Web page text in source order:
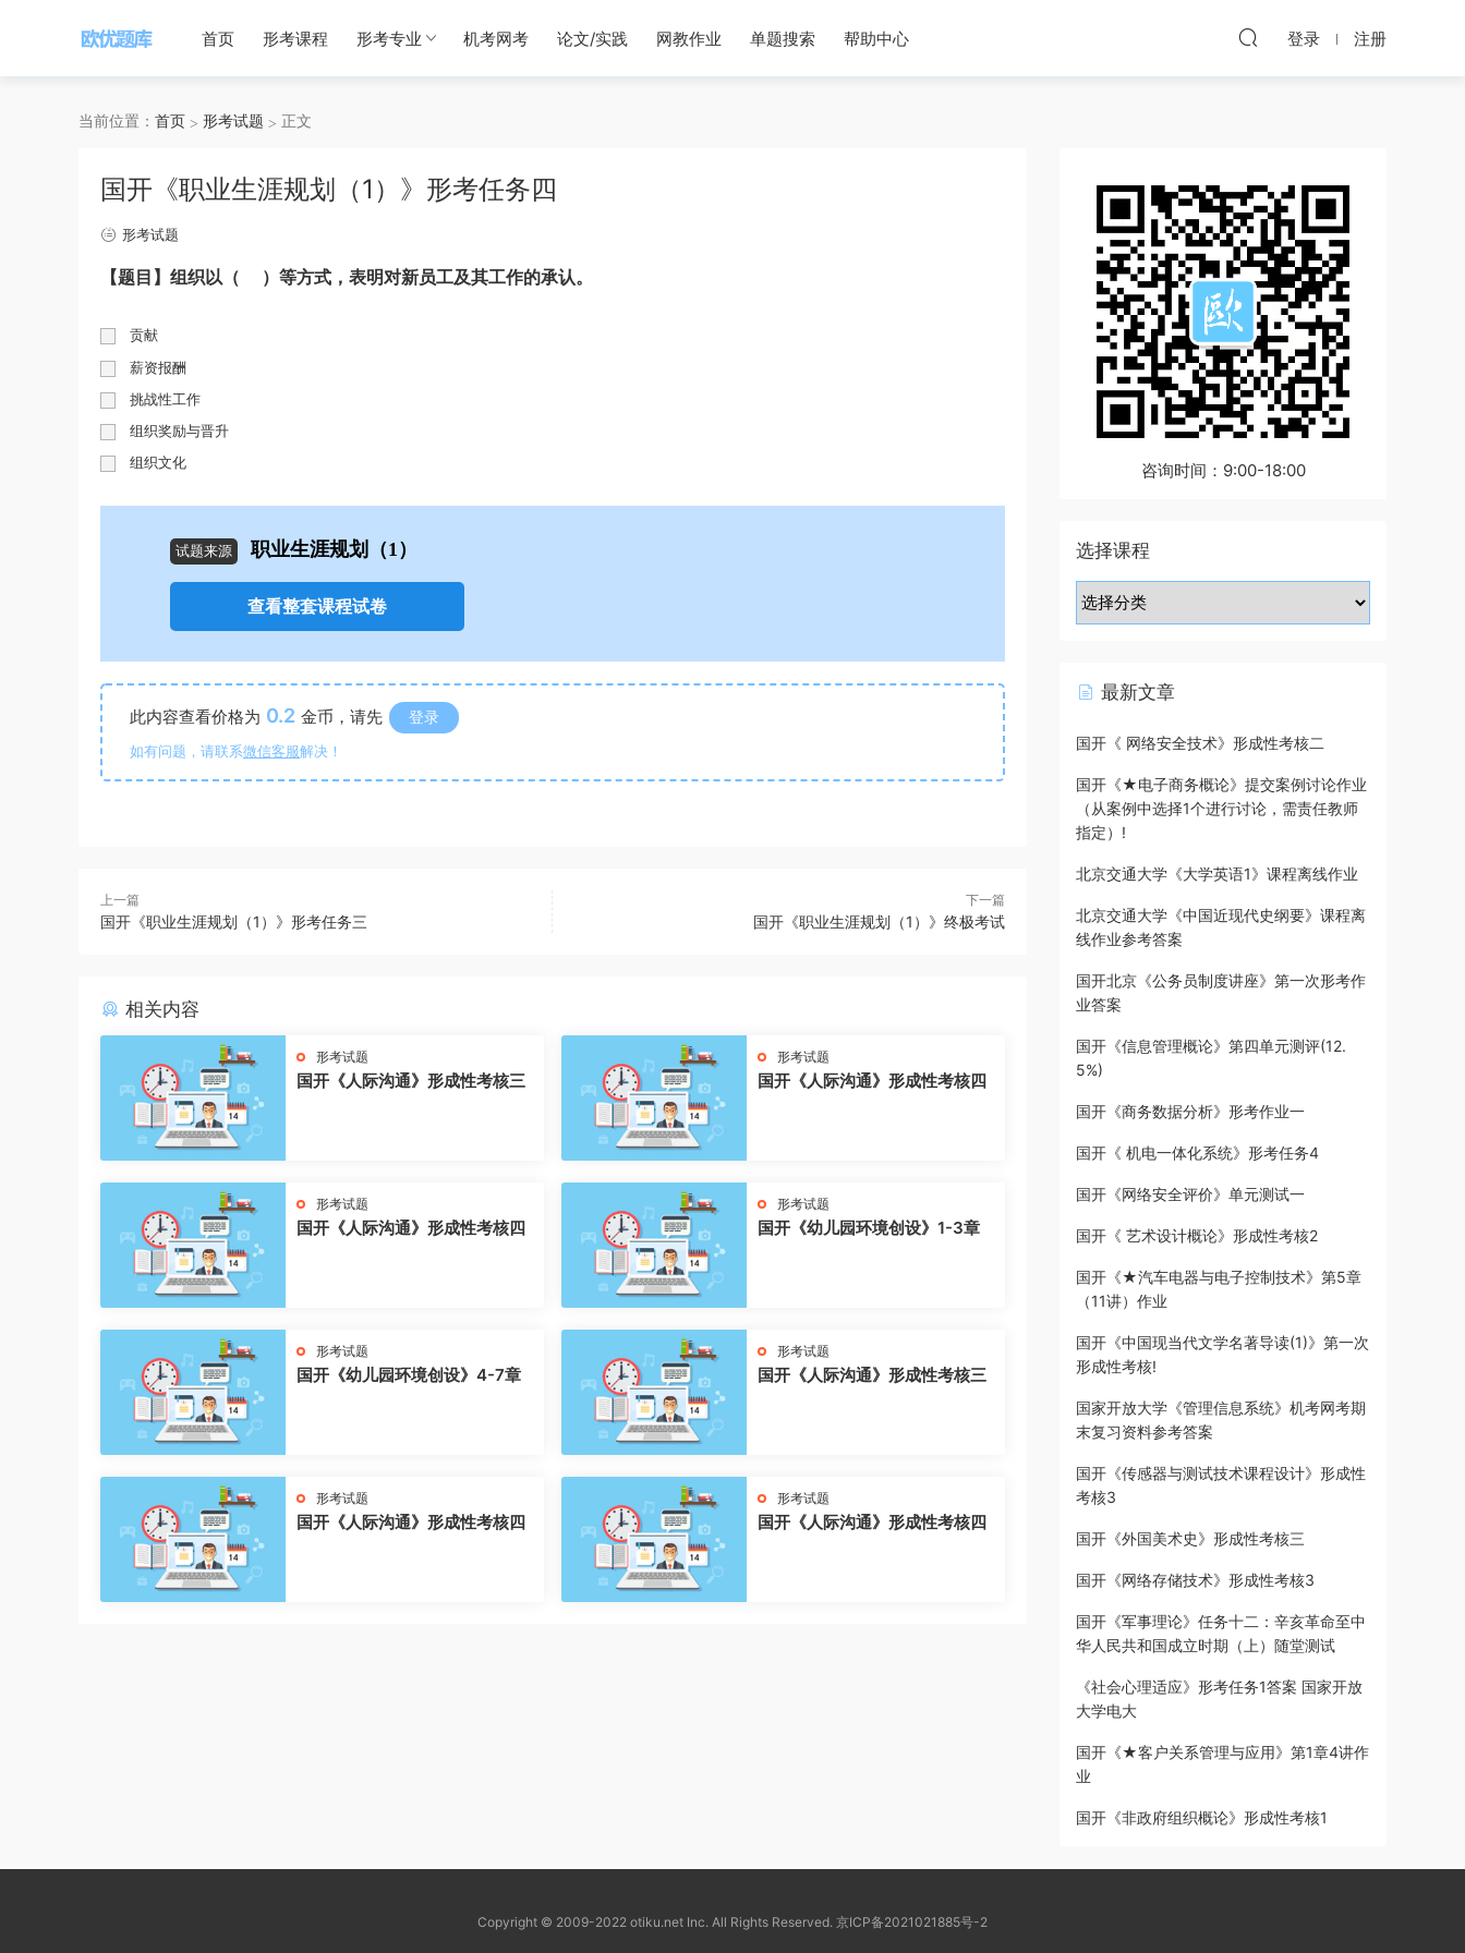
首页 形考课程 形考专业 机考网考 论文/实践 网教作业 单题搜索 帮助中心 登录 注册
当前位置： 首页 形考试题 正文
国开《职业生涯规划（1）》形考任务四
形考试题
【题目】 组织以（ ）等方式，表明对新员工及其工作的承认。
贡献
薪资报酬
挑战性工作
组织奖励与晋升
组织文化
试题来源 职业生涯规划（1）
查看整套课程试卷
此内容查看价格为 0.2 金币，请先 登录
如有问题，请联系微信客服解决！
上一篇
国开《职业生涯规划（1）》形考任务三
下一篇
国开《职业生涯规划（1）》终极考试
相关内容
形考试题
国开《人际沟通》形成性考核三
形考试题
国开《人际沟通》形成性考核四
形考试题
国开《人际沟通》形成性考核四
形考试题
国开《幼儿园环境创设》1-3章
形考试题
国开《幼儿园环境创设》4-7章
形考试题
国开《人际沟通》形成性考核三
形考试题
国开《人际沟通》形成性考核四
形考试题
国开《人际沟通》形成性考核四
咨询时间：9:00-18:00
选择课程
最新文章
国开《 网络安全技术》形成性考核二
国开《★电子商务概论》提交案例讨论作业
（从案例中选择1个进行讨论，需责任教师
指定）!
北京交通大学《大学英语1》课程离线作业
北京交通大学《中国近现代史纲要》课程离
线作业参考答案
国开北京《公务员制度讲座》第一次形考作
业答案
国开《信息管理概论》第四单元测评(12.
5%)
国开《商务数据分析》形考作业一
国开《 机电一体化系统》形考任务4
国开《网络安全评价》单元测试一
国开《 艺术设计概论》形成性考核2
国开《★汽车电器与电子控制技术》第5章
（11讲）作业
国开《中国现当代文学名著导读(1)》第一次
形成性考核!
国家开放大学《管理信息系统》机考网考期
末复习资料参考答案
国开《传感器与测试技术课程设计》形成性
考核3
国开《外国美术史》形成性考核三
国开《网络存储技术》形成性考核3
国开《军事理论》任务十二：辛亥革命至中
华人民共和国成立时期（上）随堂测试
《社会心理适应》形考任务1答案 国家开放
大学电大
国开《★客户关系管理与应用》第1章4讲作
业
国开《非政府组织概论》形成性考核1
Copyright © 2009-2022 otiku.net Inc. All Rights Reserved. 京ICP备2021021885号-2